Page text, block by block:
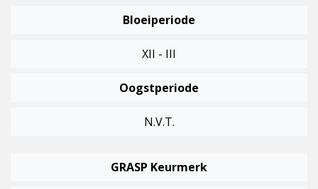
Bloeiperiode
XII - III
Oogstperiode
N.v.t.
GRASP Keurmerk